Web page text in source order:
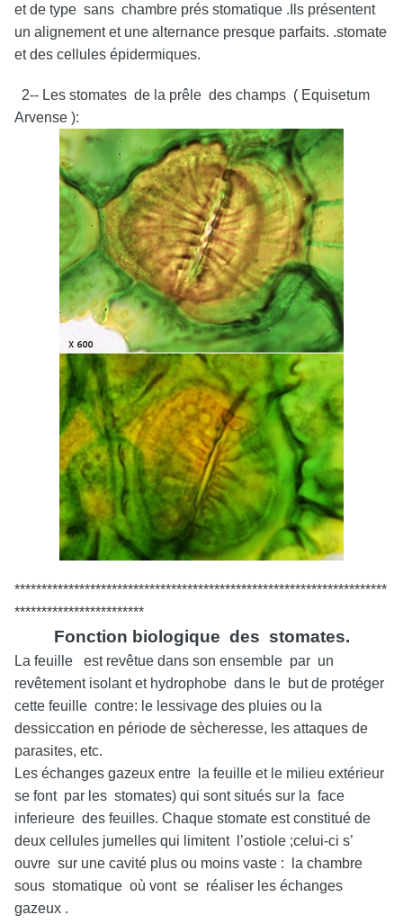
et de type sans chambre prés stomatique .Ils présentent
un alignement et une alternance presque parfaits. .stomate
et des cellules épidermiques.
2-- Les stomates de la prêle des champs ( Equisetum
Arvense ):
*********************************************************************
************************
Fonction biologique des stomates.
La feuille est revêtue dans son ensemble par un
revêtement isolant et hydrophobe dans le but de protéger
cette feuille contre: le lessivage des pluies ou la
dessiccation en période de sècheresse, les attaques de
parasites, etc.
Les échanges gazeux entre la feuille et le milieu extérieur
se font par les stomates) qui sont situés sur la face
inferieure des feuilles. Chaque stomate est constitué de
deux cellules jumelles qui limitent l’ostiole ;celui-ci s’
ouvre sur une cavité plus ou moins vaste : la chambre
sous stomatique où vont se réaliser les échanges
gazeux .